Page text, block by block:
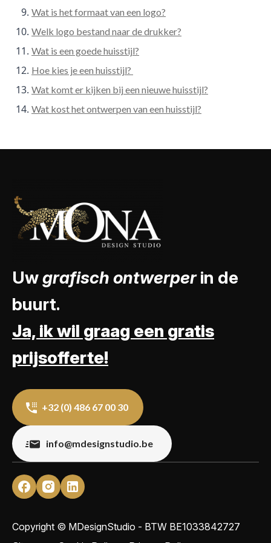
Wat is het formaat van een logo?
Welk logo bestand naar de drukker?
Wat is een goede huisstijl?
Hoe kies je een huisstijl?
Wat komt er kijken bij een nieuwe huisstijl?
Wat kost het ontwerpen van een huisstijl?
Uwgrafisch ontwerperin de
buurt.
Ja, ik wil graag een gratis
prijsofferte!
+32 (0) 486 67 00 30
info@mdesignstudio.be
Copyright © MDesignStudio - BTW BE1033842727